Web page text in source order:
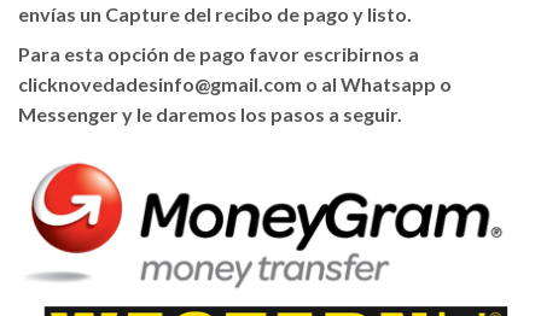
envías un Capture del recibo de pago y listo.
Para esta opción de pago favor escribirnos a
clicknovedadesinfo@gmail.com o al Whatsapp o
Messenger y le daremos los pasos a seguir.